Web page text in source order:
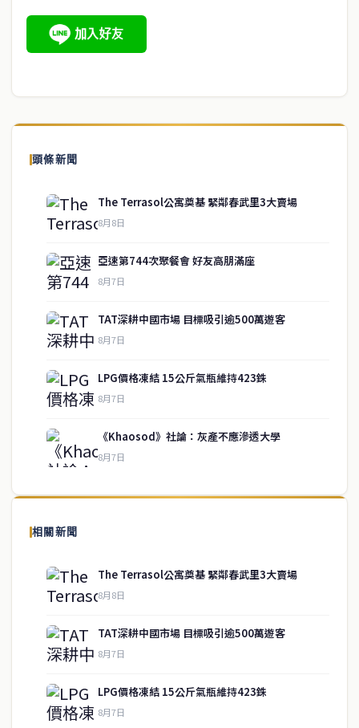
頭條新聞
The Terrasol公寓奠基 緊鄰春武里3大賣場
8月8日
亞速第744次聚餐會 好友高朋滿座
8月7日
TAT深耕中國市場 目標吸引逾500萬遊客
8月7日
LPG價格凍結 15公斤氣瓶維持423銖
8月7日
《Khaosod》社論：灰產不應滲透大學
8月7日
相關新聞
The Terrasol公寓奠基 緊鄰春武里3大賣場
8月8日
TAT深耕中國市場 目標吸引逾500萬遊客
8月7日
LPG價格凍結 15公斤氣瓶維持423銖
8月7日
關於我們
泰國中文新聞（TCN）是一家總部設於曼谷的中文新聞媒體，致力於
供即時、客觀、多元的中文新聞內容。
房地產
service@thaichinesenews.com